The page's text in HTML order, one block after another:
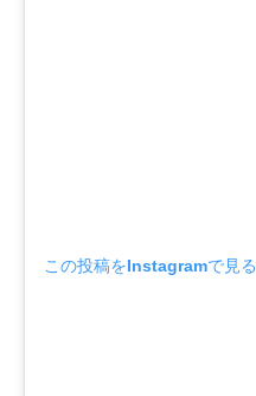
この投稿をInstagramで見る